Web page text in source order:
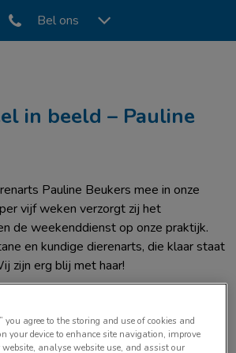
Bel ons
in beeld – Pauline
Pauline Beukers mee in onze
vijf weken verzorgt zij het
de weekenddienst op onze praktijk.
en kundige dierenarts, die klaar staat
zijn erg blij met haar!
you agree to the storing and use of cookies and
your device to enhance site navigation, improve
analyse website use, and assist our